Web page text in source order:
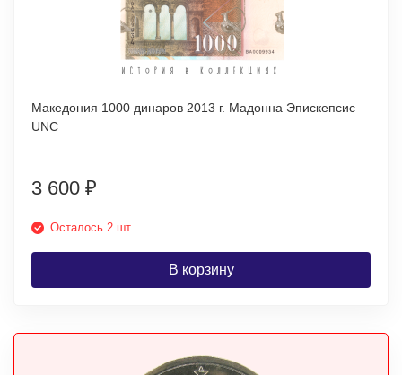
Македония 1000 динаров 2013 г. Мадонна Эпискепсис
UNC
3 600 ₽
Осталось 2 шт.
В корзину